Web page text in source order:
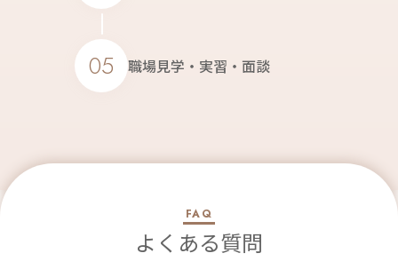
05 職場見学・実習・面談
FAQ
よくある質問